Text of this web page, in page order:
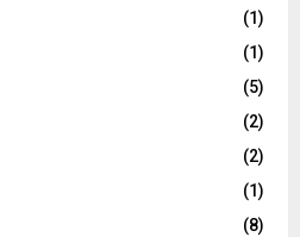
(1)
(1)
(5)
(2)
(2)
(1)
(8)